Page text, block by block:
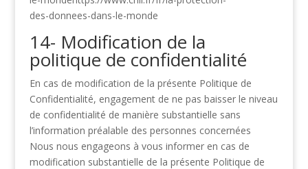
des-donnees-dans-le-monde
14- Modification de la
politique de confidentialité
En cas de modification de la présente Politique de
Confidentialité, engagement de ne pas baisser le niveau
de confidentialité de manière substantielle sans
l’information préalable des personnes concernées
Nous nous engageons à vous informer en cas de
modification substantielle de la présente Politique de